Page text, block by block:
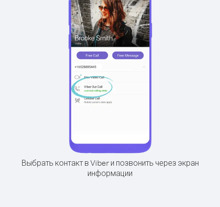
Выбрать контакт в Viber и позвонить через экран
информации